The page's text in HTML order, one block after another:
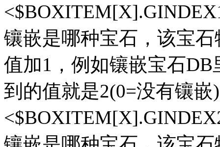
镶嵌是哪种宝石，该宝
值加1，例如镶嵌宝石
到的值就是2(0=没有镶嵌)